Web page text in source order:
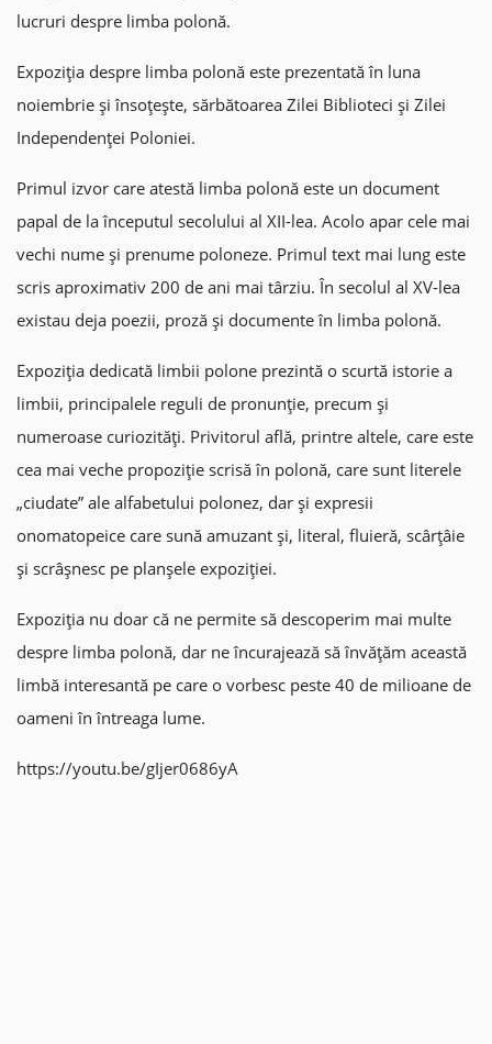
lucruri despre limba polonă.
Expoziția despre limba polonă este prezentată în luna
noiembrie și însoțește, sărbătoarea Zilei Biblioteci și Zilei
Independenței Poloniei.
Primul izvor care atestă limba polonă este un document
papal de la începutul secolului al XII-lea. Acolo apar cele mai
vechi nume și prenume poloneze. Primul text mai lung este
scris aproximativ 200 de ani mai târziu. În secolul al XV-lea
existau deja poezii, proză și documente în limba polonă.
Expoziția dedicată limbii polone prezintă o scurtă istorie a
limbii, principalele reguli de pronunție, precum și
numeroase curiozități. Privitorul află, printre altele, care este
cea mai veche propoziție scrisă în polonă, care sunt literele
„ciudate” ale alfabetului polonez, dar și expresii
onomatopeice care sună amuzant și, literal, fluieră, scârțâie
și scrâșnesc pe planșele expoziției.
Expoziția nu doar că ne permite să descoperim mai multe
despre limba polonă, dar ne încurajează să învățăm această
limbă interesantă pe care o vorbesc peste 40 de milioane de
oameni în întreaga lume.
https://youtu.be/gIjer0686yA